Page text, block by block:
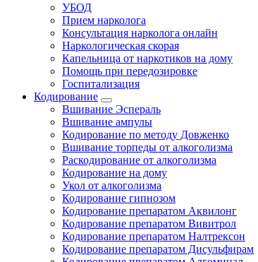
УБОД
Прием нарколога
Консультация нарколога онлайн
Наркологическая скорая
Капельница от наркотиков на дому
Помощь при передозировке
Госпитализация
Кодирование
Вшивание Эспераль
Вшивание ампулы
Кодирование по методу Довженко
Вшивание торпеды от алкоголизма
Раскодирование от алкоголизма
Кодирование на дому
Укол от алкоголизма
Кодирование гипнозом
Кодирование препаратом Аквилонг
Кодирование препаратом Вивитрол
Кодирование препаратом Налтрексон
Кодирование препаратом Дисульфирам